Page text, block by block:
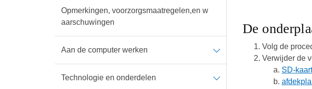
Opmerkingen, voorzorgsmaatregelen,en w
aarschuwingen
Aan de computer werken
Technologie en onderdelen
De
Volg de
Verwijder de
SD-kaart